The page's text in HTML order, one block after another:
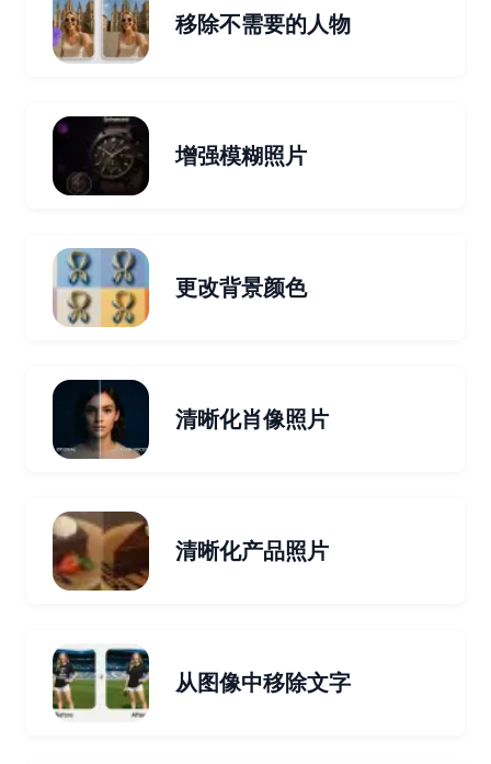
移除不需要的人物
增强模糊照片
更改背景颜色
清晰化肖像照片
清晰化产品照片
从图像中移除文字